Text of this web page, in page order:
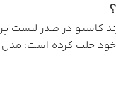
کاسیو در صدر لیست